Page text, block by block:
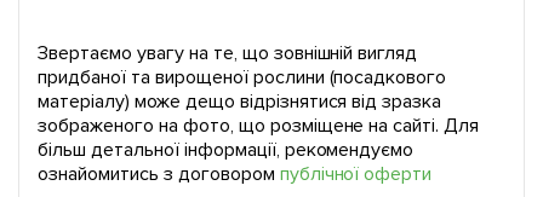
Звертаємо увагу на те, що зовнішній вигляд
придбаної та вирощеної рослини (посадкового
матеріалу) може дещо відрізнятися від зразка
зображеного на фото, що розміщене на сайті. Для
більш детальної інформації, рекомендуємо
ознайомитись з договором публічної оферти